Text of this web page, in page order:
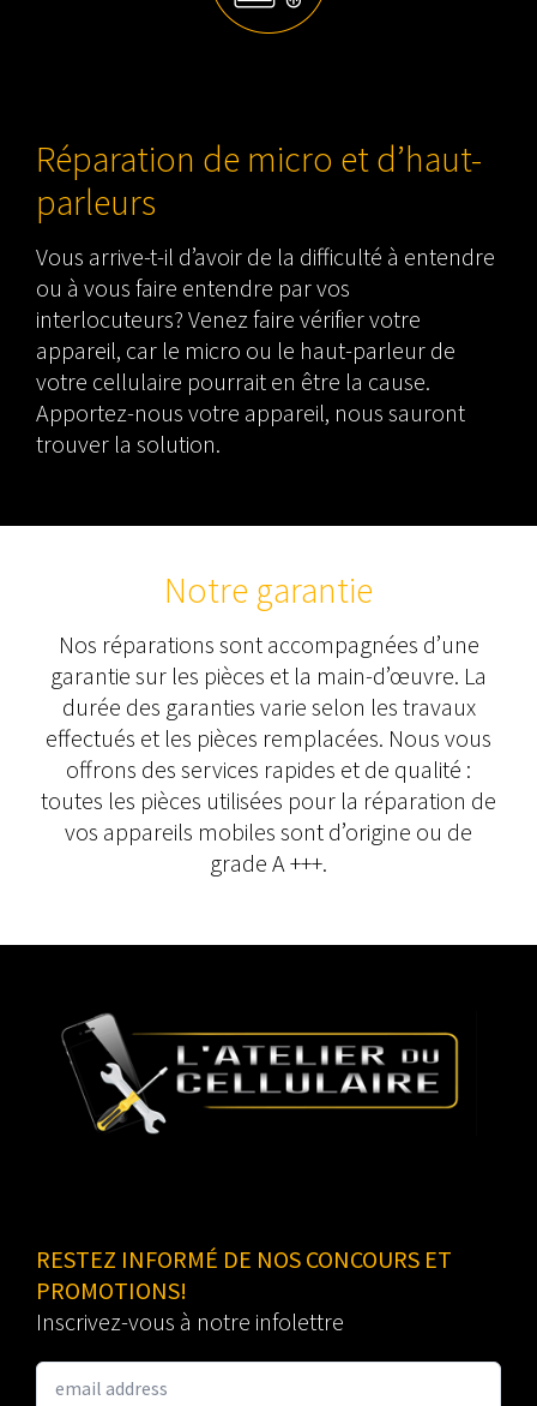
Réparation de micro et d’haut-
parleurs
Vous arrive-t-il d’avoir de la difficulté à entendre
ou à vous faire entendre par vos
interlocuteurs? Venez faire vérifier votre
appareil, car le micro ou le haut-parleur de
votre cellulaire pourrait en être la cause.
Apportez-nous votre appareil, nous sauront
trouver la solution.
Notre garantie
Nos réparations sont accompagnées d’une
garantie sur les pièces et la main-d’œuvre. La
durée des garanties varie selon les travaux
effectués et les pièces remplacées. Nous vous
offrons des services rapides et de qualité :
toutes les pièces utilisées pour la réparation de
vos appareils mobiles sont d’origine ou de
grade A +++.
RESTEZ INFORMÉ DE NOS CONCOURS ET
PROMOTIONS!
Inscrivez-vous à notre infolettre